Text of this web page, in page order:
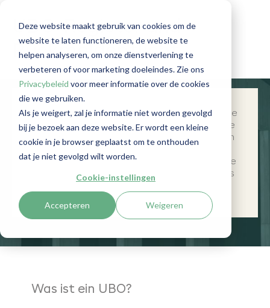
Deze website maakt gebruik van cookies om de
website te laten functioneren, de website te
helpen analyseren, om onze dienstverlening te
verbeteren of voor marketing doeleindes. Zie ons
Privacybeleid voor meer informatie over de cookies
die we gebruiken.
Als je weigert, zal je informatie niet worden gevolgd
bij je bezoek aan deze website. Er wordt een kleine
cookie in je browser geplaatst om te onthouden
dat je niet gevolgd wilt worden.
Cookie-instellingen
Accepteren Weigeren
UBO-Register und
Rückmeldepflicht
Das UBO-Register spielt eine entscheidende
Rolle bei der Verhinderung von Geldwäsche
und Betrug. Als Organisation, Unternehmen
Registrierungspflicht einhalten. Als deutsche
GwG-Institution sind Sie verpflichtet, UBOs
Was ist ein UBO?